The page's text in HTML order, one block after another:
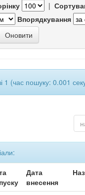
|
Впорядкування
1 (час пошуку: 0.001
Дата
внесення